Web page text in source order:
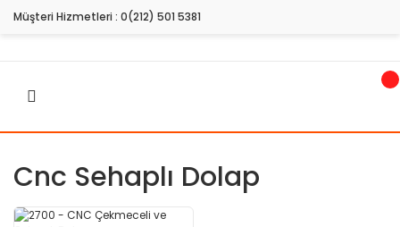
Müşteri Hizmetleri : 0(212) 501 5381
Cnc Sehaplı Dolap